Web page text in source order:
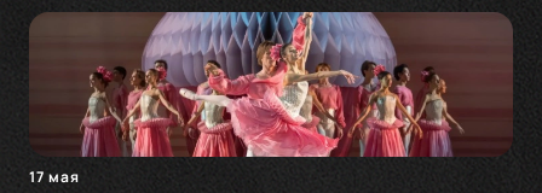
17 мая